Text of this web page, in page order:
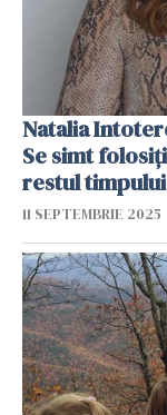
Natalia
Se simt
restul timpului
11 SEPTEMBRIE 2025